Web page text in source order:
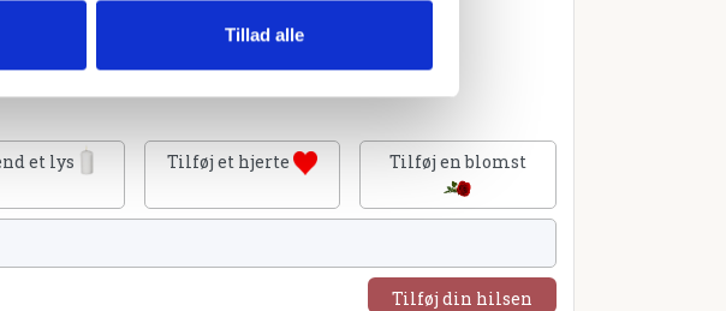
Tillad alle
et lys Tilføj et hjerte Tilføj en blomst
Tilføj din hilsen